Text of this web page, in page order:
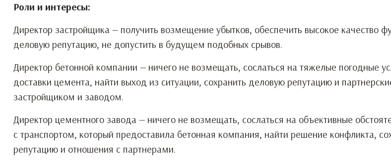
Роли и интересы:
Директор застройщика — получить возмещение убытков, обеспечить высокое качество
деловую репутацию, не допустить в будущем подобных срывов.
Директор бетонной компании — ничего не возмещать, сослаться на тяжелые погодные
доставки цемента, найти выход из ситуации, сохранить деловую репутацию и
застройщиком и заводом.
Директор цементного завода — ничего не возмещать, сослаться на объективные
с транспортом, который предоставила бетонная компания, найти решение конфликта,
репутацию и отношения с партнерами.